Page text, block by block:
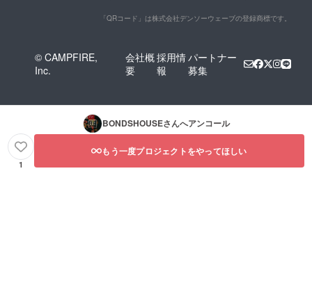
「QRコード」は株式会社デンソーウェーブの登録商標です。
© CAMPFIRE,
Inc.
会社概
要
採用情
報
パートナー
募集
BONDSHOUSEさんへアンコール
1
もう一度プロジェクトをやってほしい